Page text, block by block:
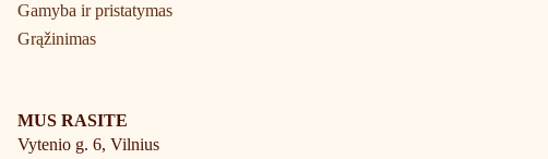
Gamyba ir pristatymas
Grąžinimas
MUS RASITE
Vytenio g. 6, Vilnius